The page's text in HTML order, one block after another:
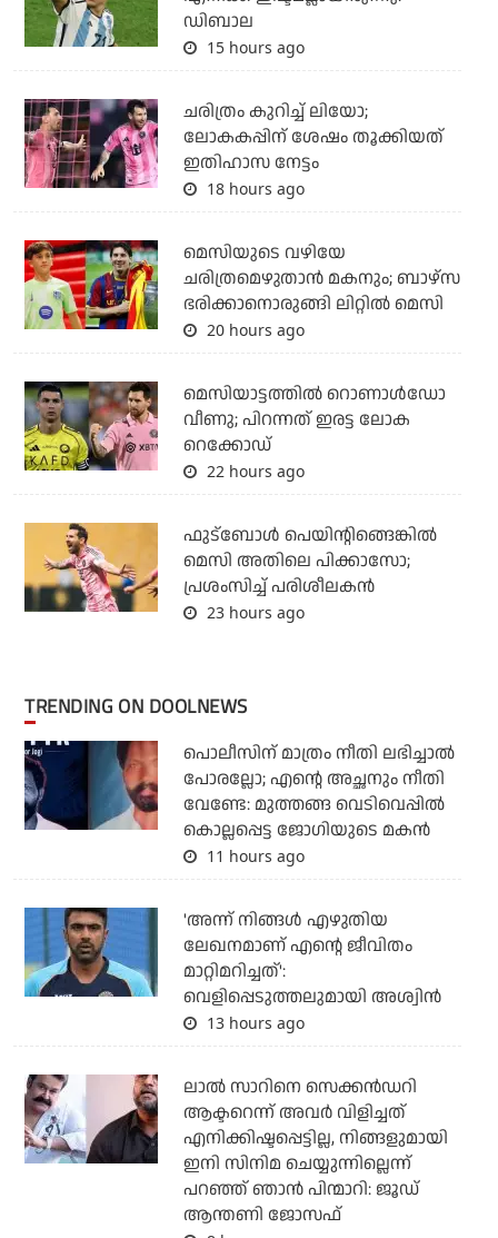
ഡിബാല
15 hours ago
ചരിത്രം കുറിച്ച് ലിയോ;
ലോകകപ്പിന് ശേഷം തൂക്കിയത്
ഇതിഹാസ നേട്ടം
18 hours ago
മെസിയുടെ വഴിയേ
ചരിത്രമെഴുതാന്‍ മകനും; ബാഴ്‌സ
ഭരിക്കാനൊരുങ്ങി ലിറ്റില്‍ മെസി
20 hours ago
മെസിയാട്ടത്തില്‍ റൊണാള്‍ഡോ
വീണു; പിറന്നത് ഇരട്ട ലോക
റെക്കോഡ്
22 hours ago
ഫുട്‌ബോള്‍ പെയിന്റിങ്ങെങ്കില്‍
മെസി അതിലെ പിക്കാസോ;
പ്രശംസിച്ച് പരിശീലകന്‍
23 hours ago
TRENDING ON DOOLNEWS
പൊലീസിന് മാത്രം നീതി ലഭിച്ചാല്‍
പോരല്ലോ; എന്റെ അച്ഛനും നീതി
വേണ്ടേ: മുത്തങ്ങ വെടിവെപ്പില്‍
കൊല്ലപ്പെട്ട ജോഗിയുടെ മകന്‍
11 hours ago
'അന്ന് നിങ്ങള്‍ എഴുതിയ
ലേഖനമാണ് എന്റെ ജീവിതം
മാറ്റിമറിച്ചത്':
വെളിപ്പെടുത്തലുമായി അശ്വിന്‍
13 hours ago
ലാല്‍ സാറിനെ സെക്കന്‍ഡറി
ആക്ടറെന്ന് അവര്‍ വിളിച്ചത്
എനിക്കിഷ്ടപ്പെട്ടില്ല, നിങ്ങളുമായി
ഇനി സിനിമ ചെയ്യുന്നില്ലെന്ന്
പറഞ്ഞ് ഞാന്‍ പിന്മാറി: ജൂഡ്
ആന്തണി ജോസഫ്